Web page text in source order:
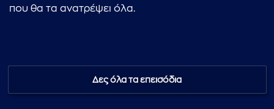
που θα τα ανατρέψει όλα.
Δες όλα τα επεισόδια